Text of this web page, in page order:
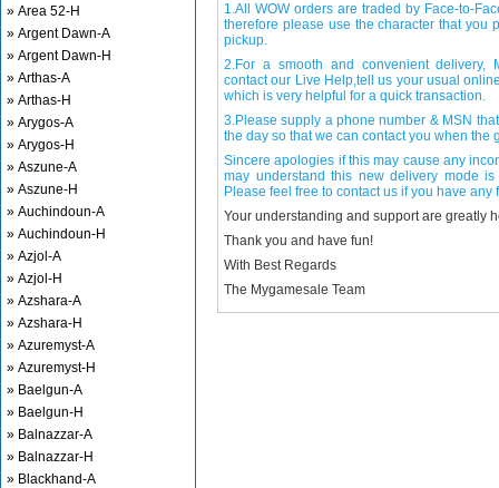
» Area 52-H
» Argent Dawn-A
» Argent Dawn-H
» Arthas-A
» Arthas-H
» Arygos-A
» Arygos-H
» Aszune-A
» Aszune-H
» Auchindoun-A
» Auchindoun-H
» Azjol-A
» Azjol-H
» Azshara-A
» Azshara-H
» Azuremyst-A
» Azuremyst-H
» Baelgun-A
» Baelgun-H
» Balnazzar-A
» Balnazzar-H
» Blackhand-A
1.All WOW orders are traded by Face-to-
therefore please use the character that you
pickup.
2.For a smooth and convenient delivery,
contact our Live Help,tell us your usual
which is very helpful for a quick transaction.
3.Please supply a phone number & MSN
the day so that we can contact you when the
Sincere apologies if this may cause any
may understand this new delivery mode
Please feel free to contact us if you have any
Your understanding and support are greatly
Thank you and have fun!
With Best Regards
The Mygamesale Team